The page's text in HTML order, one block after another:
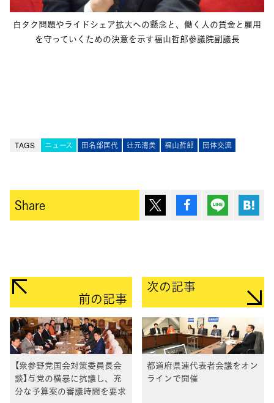
白タク問題やライドシェア拡大への懸念と、働く人の賃金と雇用
を守っていくための決意を示す福山哲郎参議院副議長
TAGS ニュース 田名部匡代 辻元清美 福山哲郎 団体交流
Share ポスト シェア Lineで送
前の記事
【衆参野党国会対策委員長会
談】与党の横暴に抗議し、充
分な予算案の審議時間を要求
次の記事
都道府県連代表者会議をオン
ラインで開催